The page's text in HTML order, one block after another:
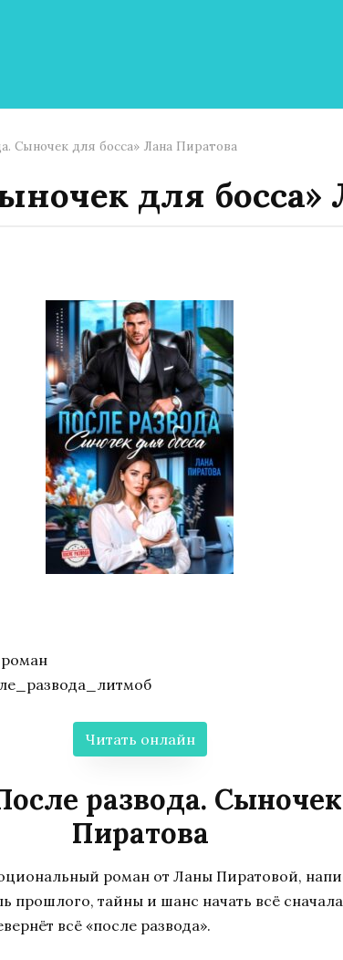
Сыночек для босса» Лана Пиратова
для босса»
Читать онлайн
развода.
Пиратова
роман от Ланы Пиратовой,
прошлого, тайны и шанс начать всё
всё «после развода».